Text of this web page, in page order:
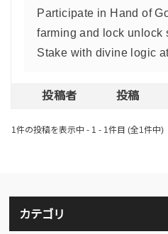
Participate in Hand of
farming and lock unlock
Stake with divine logic
投稿者 投稿
1件の投稿を表示中 - 1 - 1件目 (全1件中)
カテゴリ